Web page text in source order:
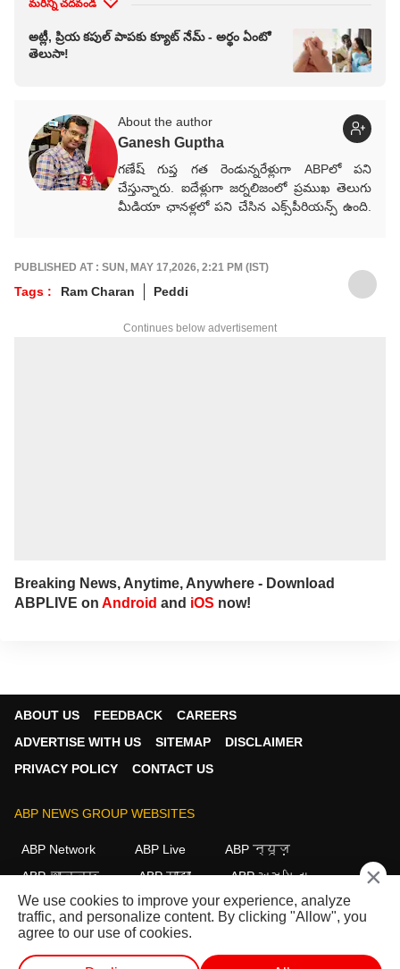
మరిన్ని చదవండి
అట్లీ, ప్రియ కపుల్ పాపకు క్యూట్ నేమ్ - అర్థం ఏంటో
తెలుసా!
About the author
Ganesh Guptha
గణేష్ గుప్త గత రెండున్నరేళ్లుగా ABPలో పని
చేస్తున్నారు. ఐదేళ్లుగా జర్నలిజంలో ప్రముఖ తెలుగు
మీడియా ఛానళ్లలో పని చేసిన ఎక్స్‌పీరియన్స్ ఉంది.
సేవలు అందించారు.
PUBLISHED AT : SUN, MAY 17,2026, 2:21 PM (IST)
Tags : Ram Charan Peddi
Continues below advertisement
Breaking News, Anytime, Anywhere - Download
ABPLIVE on Android and iOS now!
ABOUT US FEEDBACK
CAREERS
ADVERTISE WITH US
SITEMAP
DISCLAIMER
PRIVACY POLICY
CONTACT US
ABP NEWS GROUP WEBSITES
ABP Network ABP Live
ABP न्यूज़
ABP আনন্দ
ABP माझा
ABP અસ્મિતા
ABP Ganga
ABP ਸਾਂਝਾ ABP நாடு ABP దేశం
FOLLOW US
×
We use cookies to improve your experience, analyze
traffic, and personalize content. By clicking "Allow", you
agree to our use of cookies.